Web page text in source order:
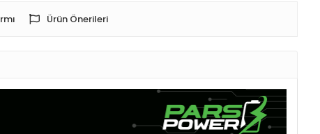
Ürün Önerileri